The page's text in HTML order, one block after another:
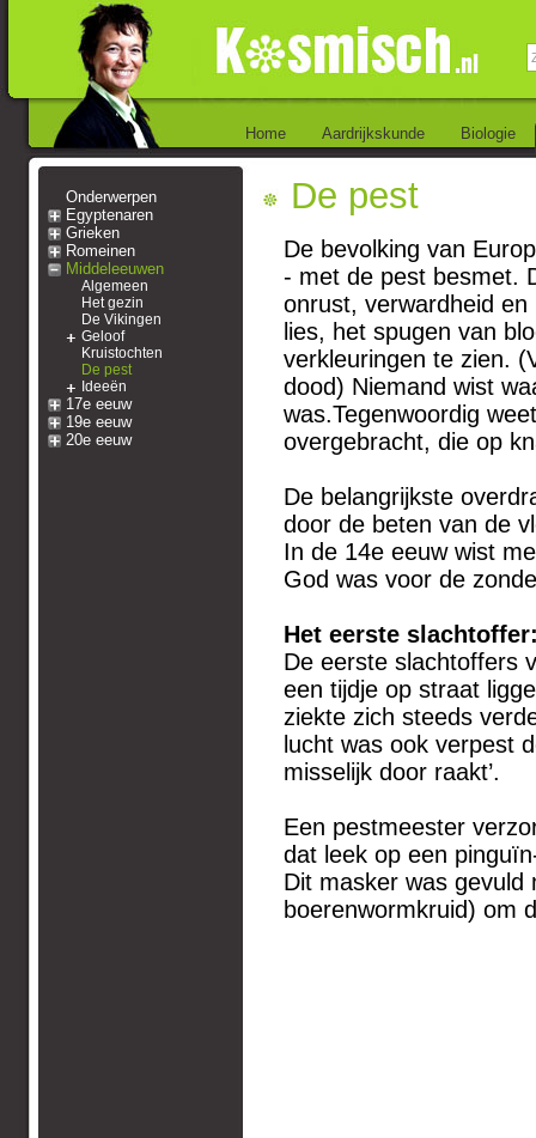
Home Aardrijkskunde Biologie
Onderwerpen
Egyptenaren
Grieken
Romeinen
Middeleeuwen
Algemeen
Het gezin
De Vikingen
Geloof
Kruistochten
De pest
Ideeën
17e eeuw
19e eeuw
20e eeuw
De pest
De bevolking van
- met de pest besmet.
onrust, verwardheid
lies, het spugen van
verkleuringen te zien.
dood) Niemand wist
was.Tegenwoordig
overgebracht, die op
De belangrijkste
door de beten van de
In de 14e eeuw wist
God was voor de
Het eerste
De eerste slachtoffers
een tijdje op straat
ziekte zich steeds
lucht was ook verpest
misselijk door raakt’.
Een pestmeester
dat leek op een
Dit masker was
boerenwormkruid) om